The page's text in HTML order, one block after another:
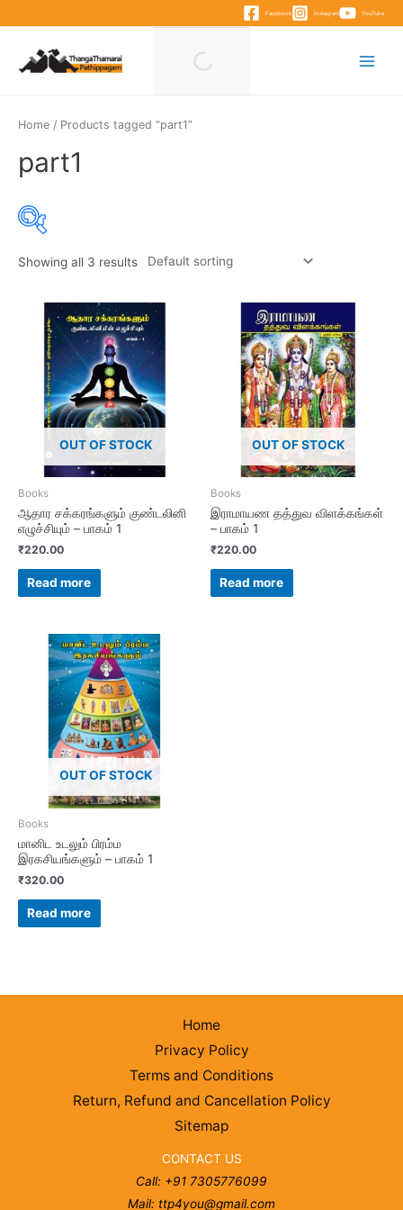
content
Facebook Instagram YouTube
Home / Products tagged “part1”
part1
Product categories
Showing all 3 results
OUT OF STOCK
Books
ஆதார சக்கரங்களும் குண்டலினி
எழுச்சியும் – பாகம் 1
₹220.00
Read more
OUT OF STOCK
Books
இராமாயண தத்துவ விளக்கங்கள்
– பாகம் 1
₹220.00
Read more
OUT OF STOCK
Books
மானிட உடலும் பிரம்ம
இரகசியங்களும் – பாகம் 1
₹320.00
Read more
Home
Privacy Policy
Terms and Conditions
Return, Refund and Cancellation Policy
Sitemap
CONTACT US
Call: +91 7305776099
Mail: ttp4you@gmail.com